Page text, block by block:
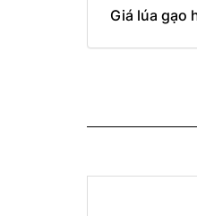
Giá lúa gạo